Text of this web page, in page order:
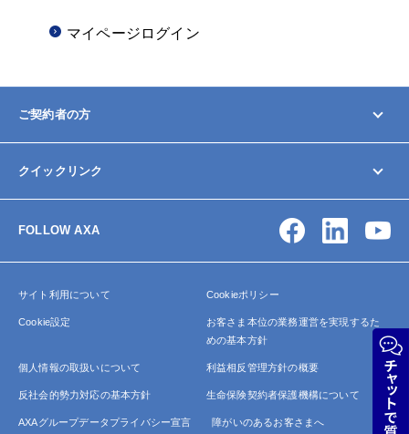
マイページログイン
ご契約者の方
契約内容の変更/確認
お手続きガイド
保険金・給付金の請求
クイックリンク
アクサ生命について
FOLLOW AXA
サイト利用について Cookieポリシー
Cookie設定
お客さま本位の業務運営を実現するた
めの基本方針
個人情報の取扱いについて 利益相反管理方針の概要
反社会的勢力対応の基本方針 生命保険契約者保護機構について
AXAグループデータプライバシー宣言 障がいのあるお客さまへ